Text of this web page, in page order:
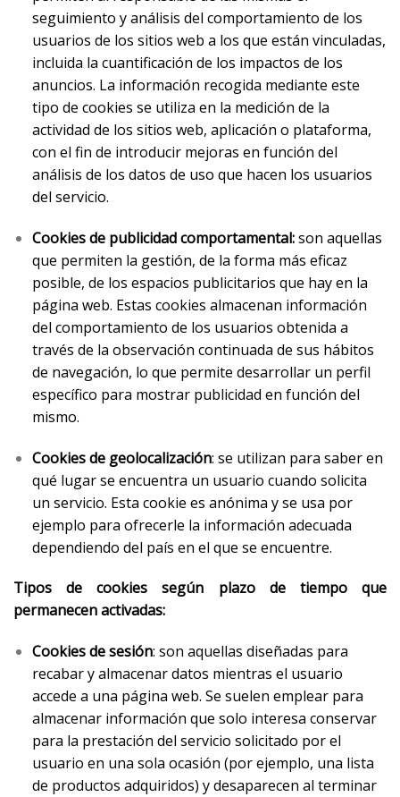
seguimiento y análisis del comportamiento de los
usuarios de los sitios web a los que están vinculadas,
incluida la cuantificación de los impactos de los
anuncios. La información recogida mediante este
tipo de cookies se utiliza en la medición de la
actividad de los sitios web, aplicación o plataforma,
con el fin de introducir mejoras en función del
análisis de los datos de uso que hacen los usuarios
del servicio.
Cookies de publicidad comportamental:son aquellas
que permiten la gestión, de la forma más eficaz
posible, de los espacios publicitarios que hay en la
página web. Estas cookies almacenan información
del comportamiento de los usuarios obtenida a
través de la observación continuada de sus hábitos
de navegación, lo que permite desarrollar un perfil
específico para mostrar publicidad en función del
mismo.
Cookies de geolocalización: se utilizan para saber en
qué lugar se encuentra un usuario cuando solicita
un servicio. Esta cookie es anónima y se usa por
ejemplo para ofrecerle la información adecuada
dependiendo del país en el que se encuentre.
Tipos de cookies según plazo de tiempo que
permanecen activadas:
Cookies de sesión: son aquellas diseñadas para
recabar y almacenar datos mientras el usuario
accede a una página web. Se suelen emplear para
almacenar información que solo interesa conservar
para la prestación del servicio solicitado por el
usuario en una sola ocasión (por ejemplo, una lista
de productos adquiridos) y desaparecen al terminar